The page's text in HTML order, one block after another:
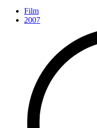
Film
2007